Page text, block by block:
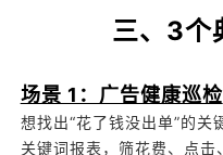
三、3个
场景 1：广告健康巡检
想找出“花了钱没出单”的关
关键词报表，筛花费、点击